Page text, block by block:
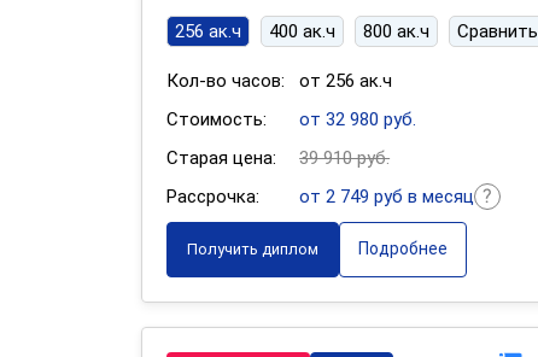
256 ак.ч 400 ак.ч 800 ак.ч Сравнить
Кол-во часов:
от 256 ак.ч
Стоимость:
от 32 980 руб.
Старая цена:
39 910 руб.
Рассрочка:
от 2 749 руб в месяц
Получить диплом Подробнее